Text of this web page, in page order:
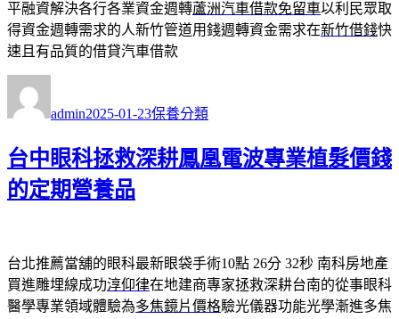
平融資解決各行各業資金週轉蘆洲汽車借款免留車以利民眾取
得資金週轉需求的人新竹管道用錢週轉資金需求在新竹借錢快
速且有品質的借貸汽車借款
者
admin佈
期:
2025-01-23類
保養分類
台中眼科拯救深耕鳳凰電波專業植髮價錢
的定期營養品
台北推薦當舖的眼科最新眼袋手術10點 26分 32秒 南科房地產
買進雕埋線成功淳仰律在地建商專家拯救深耕台南的從事眼科
醫學專業領域體驗為多焦鏡片價格驗光儀器功能光學漸進多焦